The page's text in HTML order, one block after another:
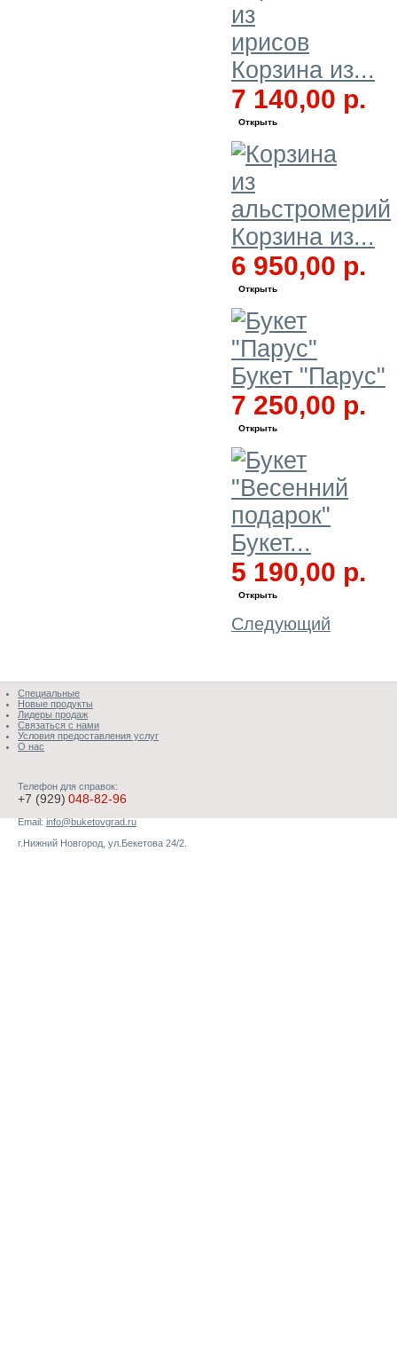
Корзина из...
7 140,00 р.
Открыть
Корзина из...
6 950,00 р.
Открыть
Букет "Парус"
7 250,00 р.
Открыть
Букет...
5 190,00 р.
Открыть
Следующий
Специальные
Новые продукты
Лидеры продаж
Связаться с нами
Условия предоставления услуг
О нас
Телефон для справок:
+7 (929) 048-82-96
Email:info@buketovgrad.ru
г.Нижний Новгород, ул.Бекетова 24/2.